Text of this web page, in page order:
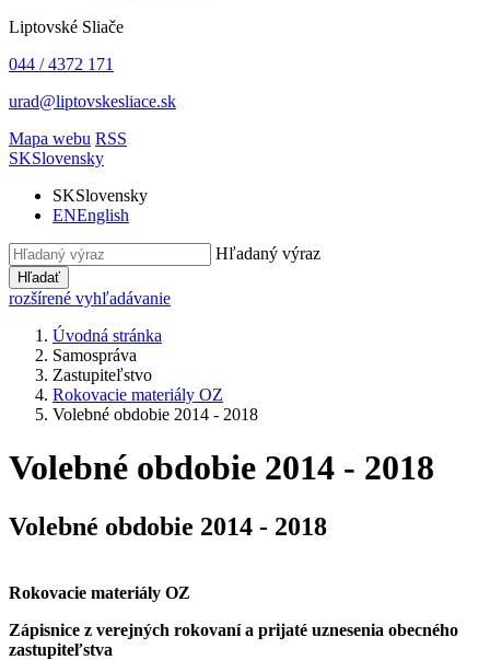
Liptovské Sliače
044 / 4372 171
urad@liptovskesliace.sk
Mapa webu RSS
SKSlovensky
SKSlovensky
ENEnglish
Hľadaný výraz
Hľadať
rozšírené vyhľadávanie
Úvodná stránka
Samospráva
Zastupiteľstvo
Rokovacie materiály OZ
Volebné obdobie 2014 - 2018
Volebné obdobie 2014 - 2018
Volebné obdobie 2014 - 2018
Rokovacie materiály OZ
Zápisnice z verejných rokovaní a prijaté uznesenia obecného
zastupiteľstva